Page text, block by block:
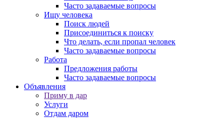
Часто задаваемые вопросы
Ищу человека
Поиск людей
Присоединиться к поиску
Что делать, если пропал человек
Часто задаваемые вопросы
Работа
Предложения работы
Часто задаваемые вопросы
Объявления
Приму в дар
Услуги
Отдам даром